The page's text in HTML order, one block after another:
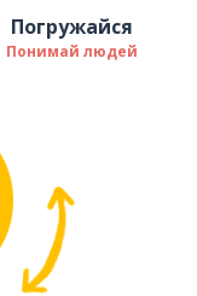
Погружайся
Понимай людей